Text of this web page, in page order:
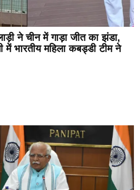
ने चीन में गाड़ा जीत का झंडा,
में भारतीय महिला कबड्डी टीम ने